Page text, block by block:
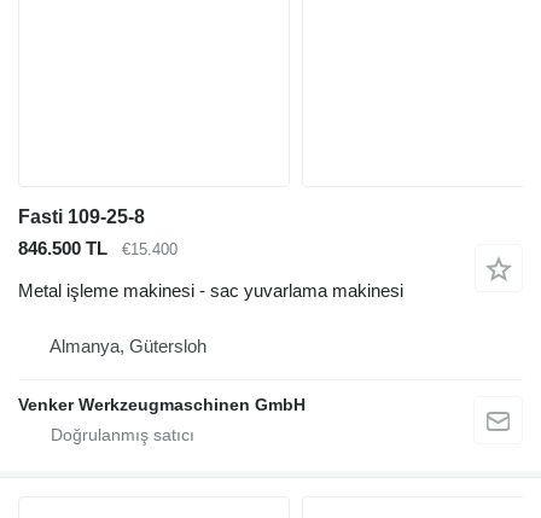
Fasti 109-25-8
846.500 TL
€15.400
Metal işleme makinesi - sac yuvarlama makinesi
Almanya, Gütersloh
Venker Werkzeugmaschinen GmbH